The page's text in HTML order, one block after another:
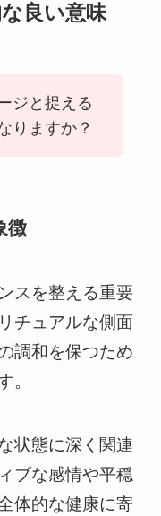
良い意味
ジと捉える
りますか？
徴
スを整える重要
チュアルな側面
調和を保つため
。
状態に深く関連
ブな感情や平穏
体的な健康に寄